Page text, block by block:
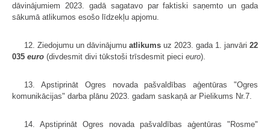
dāvinājumiem 2023. gadā sagatavo par faktiski saņemto un gada
sākumā atlikumos esošo līdzekļu apjomu.
12. Ziedojumu un dāvinājumu atlikums uz 2023. gada 1. janvāri 22
035 euro (divdesmit divi tūkstoši trīsdesmit pieci euro).
13. Apstiprināt Ogres novada pašvaldības aģentūras "Ogres
komunikācijas" darba plānu 2023. gadam saskaņā ar Pielikums Nr.7.
14. Apstiprināt Ogres novada pašvaldības aģentūras "Rosme"